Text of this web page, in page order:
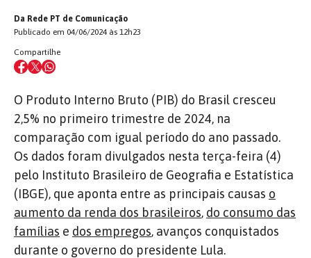
Da Rede PT de Comunicação
Publicado em 04/06/2024 às 12h23
Compartilhe
O Produto Interno Bruto (PIB) do Brasil cresceu
2,5% no primeiro trimestre de 2024, na
comparação com igual período do ano passado.
Os dados foram divulgados nesta terça-feira (4)
pelo Instituto Brasileiro de Geografia e Estatística
(IBGE), que aponta entre as principais causas o
aumento da renda dos brasileiros, do consumo das
famílias e dos empregos, avanços conquistados
durante o governo do presidente Lula.